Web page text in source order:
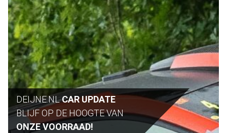
DEIJNE.NLCAR UPDATE
BLIJF OP DE HOOGTE VAN
ONZE VOORRAAD!